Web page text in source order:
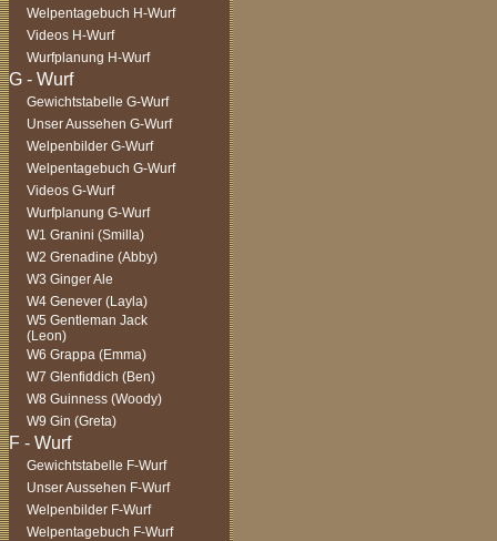
Welpentagebuch H-Wurf
Videos H-Wurf
Wurfplanung H-Wurf
Gewichtstabelle G-Wurf
Unser Aussehen G-Wurf
Welpenbilder G-Wurf
Welpentagebuch G-Wurf
Videos G-Wurf
Wurfplanung G-Wurf
W1 Granini (Smilla)
W2 Grenadine (Abby)
W3 Ginger Ale
W4 Genever (Layla)
W5 Gentleman Jack
(Leon)
W6 Grappa (Emma)
W7 Glenfiddich (Ben)
W8 Guinness (Woody)
W9 Gin (Greta)
Gewichtstabelle F-Wurf
Unser Aussehen F-Wurf
Welpenbilder F-Wurf
Welpentagebuch F-Wurf